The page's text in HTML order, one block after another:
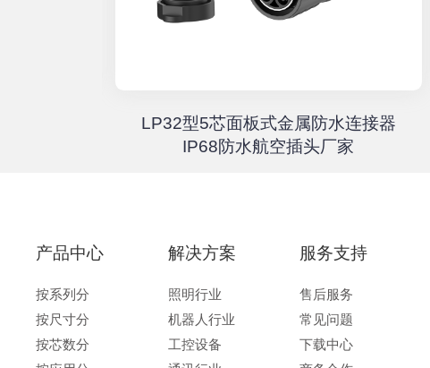
LP32型5芯面板式金属防水连接器
IP68防水航空插头厂家
产品中心
按系列分
按尺寸分
按芯数分
解决方案
照明行业
机器人行业
工控设备
服务支持
售后服务
常见问题
下载中心